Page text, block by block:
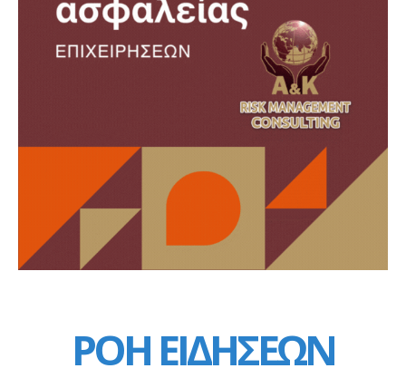
ΡΟΗ ΕΙΔΗΣΕΩΝ